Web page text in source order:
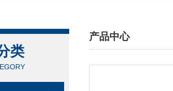
类
产品中心
/ PRODUCTS CENTER